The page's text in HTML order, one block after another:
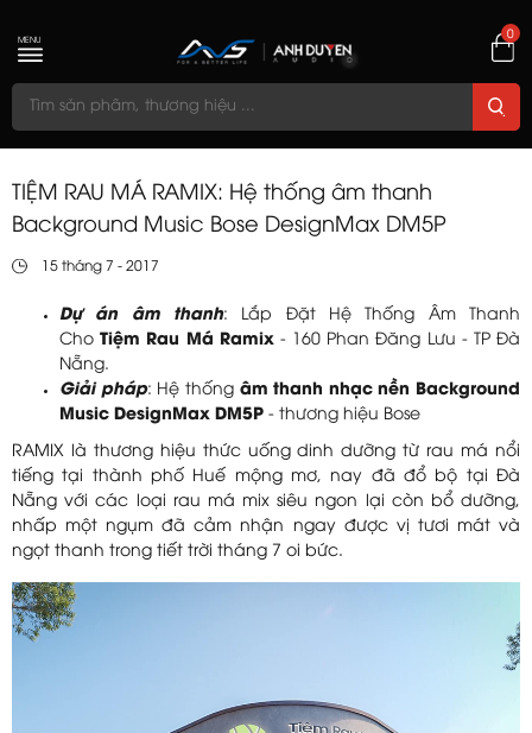
0
MENU
TIỆM RAU MÁ RAMIX: Hệ thống âm thanh
Background Music Bose DesignMax DM5P
15 tháng 7 - 2017
Dự án âm thanh: Lắp Đặt Hệ Thống Âm Thanh
Cho Tiệm Rau Má Ramix - 160 Phan Đăng Lưu - TP Đà
Nẵng.
Giải pháp: Hệ thống âm thanh nhạc nền Background
Music DesignMax DM5P - thương hiệu Bose
RAMIX là thương hiệu thức uống dinh dưỡng từ rau má nổi
tiếng tại thành phố Huế mộng mơ, nay đã đổ bộ tại Đà
Nẵng với các loại rau má mix siêu ngon lại còn bổ dưỡng,
nhấp một ngụm đã cảm nhận ngay được vị tươi mát và
ngọt thanh trong tiết trời tháng 7 oi bức.